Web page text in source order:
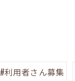
#利用者さん募集